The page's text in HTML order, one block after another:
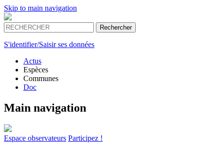
Skip to main navigation
S'identifier/Saisir ses données
Actus
Espèces
Communes
Doc
Main navigation
Espace observateurs Participez !